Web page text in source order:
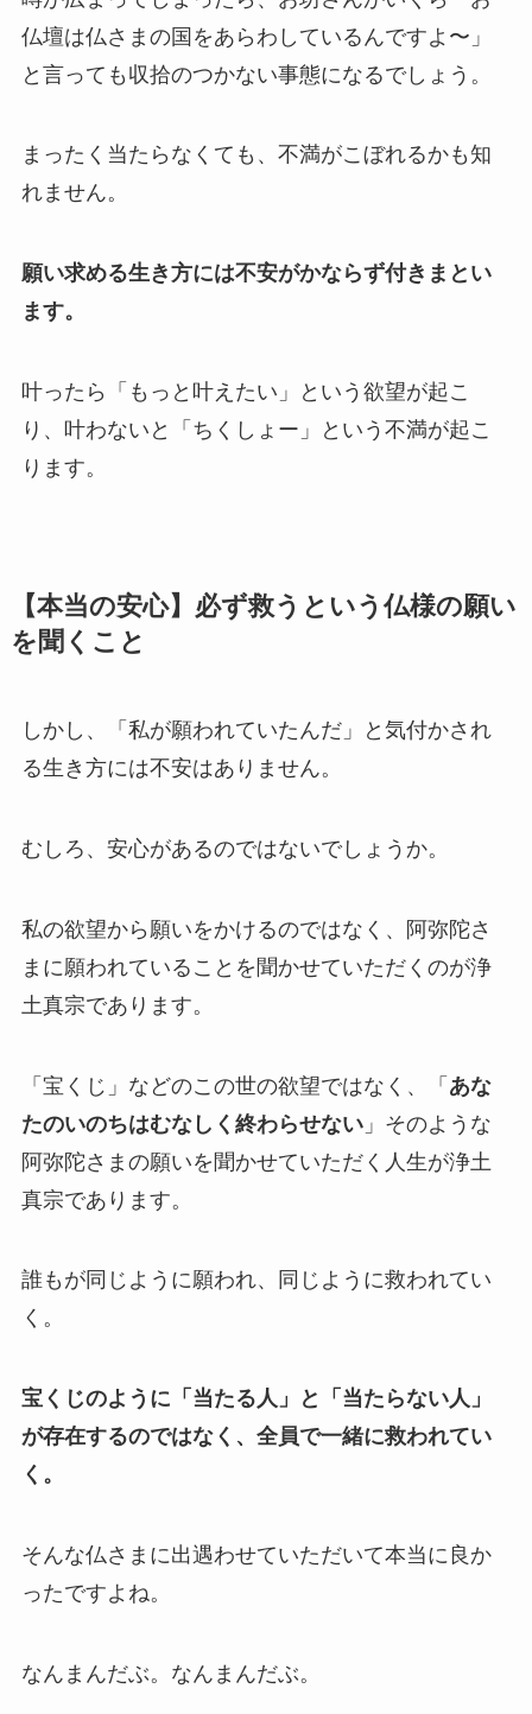
仏壇は仏さまの国をあらわしているんですよ〜」
と言っても収拾のつかない事態になるでしょう。
まったく当たらなくても、不満がこぼれるかも知
れません。
願い求める生き方には不安がかならず付きまとい
ます。
叶ったら「もっと叶えたい」という欲望が起こ
り、叶わないと「ちくしょー」という不満が起こ
ります。
【本当の安心】必ず救うという仏様の願い
を聞くこと
しかし、「私が願われていたんだ」と気付かされ
る生き方には不安はありません。
むしろ、安心があるのではないでしょうか。
私の欲望から願いをかけるのではなく、阿弥陀さ
まに願われていることを聞かせていただくのが浄
土真宗であります。
「宝くじ」などのこの世の欲望ではなく、「 あな
たのいのちはむなしく終わらせない」そのような
阿弥陀さまの願いを聞かせていただく人生が浄土
真宗であります。
誰もが同じように願われ、同じように救われてい
く。
宝くじのように「当たる人」と「当たらない人」
が存在するのではなく、全員で一緒に救われてい
く。
そんな仏さまに出遇わせていただいて本当に良か
ったですよね。
なんまんだぶ。なんまんだぶ。